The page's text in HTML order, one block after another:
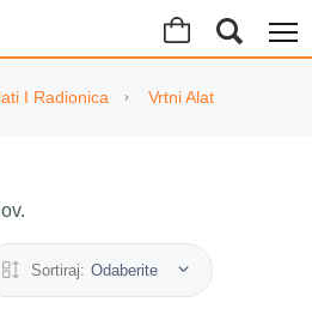
I Radionica Vrtni Alat
Sortiraj: Odaberite